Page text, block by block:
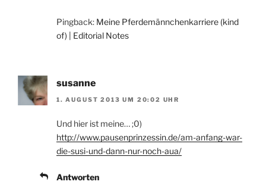
Pingback: Meine Pferdemännchenkarriere (kind
of) | Editorial Notes
susanne
1. AUGUST 2013 UM 20:02 UHR
Und hier ist meine… ;0)
http://www.pausenprinzessin.de/am-anfang-war-
die-susi-und-dann-nur-noch-aua/
Antworten